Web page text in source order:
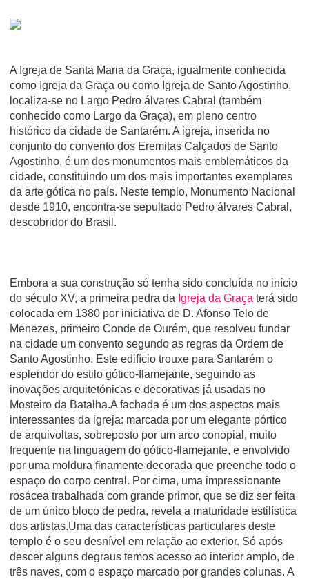
A Igreja de Santa Maria da Graça, igualmente conhecida
como Igreja da Graça ou como Igreja de Santo Agostinho,
localiza-se no Largo Pedro álvares Cabral (também
conhecido como Largo da Graça), em pleno centro
histórico da cidade de Santarém. A igreja, inserida no
conjunto do convento dos Eremitas Calçados de Santo
Agostinho, é um dos monumentos mais emblemáticos da
cidade, constituindo um dos mais importantes exemplares
da arte gótica no paí­s. Neste templo, Monumento Nacional
desde 1910, encontra-se sepultado Pedro álvares Cabral,
descobridor do Brasil.
Embora a sua construção só tenha sido concluída no início
do século XV, a primeira pedra da Igreja da Graça terá sido
colocada em 1380 por iniciativa de D. Afonso Telo de
Menezes, primeiro Conde de Ourém, que resolveu fundar
na cidade um convento segundo as regras da Ordem de
Santo Agostinho. Este edifício trouxe para Santarém o
esplendor do estilo gótico-flamejante, seguindo as
inovações arquitetónicas e decorativas já usadas no
Mosteiro da Batalha.A fachada é um dos aspectos mais
interessantes da igreja: marcada por um elegante pórtico
de arquivoltas, sobreposto por um arco conopial, muito
frequente na linguagem do gótico-flamejante, e envolvido
por uma moldura finamente decorada que preenche todo o
espaço do corpo central. Por cima, uma impressionante
rosácea trabalhada com grande primor, que se diz ser feita
de um único bloco de pedra, revela a maturidade estilística
dos artistas.Uma das características particulares deste
templo é o seu desnível em relação ao exterior. Só após
descer alguns degraus temos acesso ao interior amplo, de
três naves, com o espaço marcado por grandes colunas. A